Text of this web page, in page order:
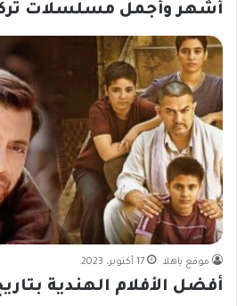
أشهر وأجمل مسلسلات
موقع ياهلا 17 أكتوبر، 2023
أفضل الأفلام الهندية